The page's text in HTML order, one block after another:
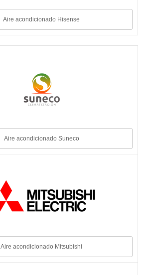
Aire acondicionado Hisense
Aire acondicionado Suneco
Aire acondicionado Mitsubishi